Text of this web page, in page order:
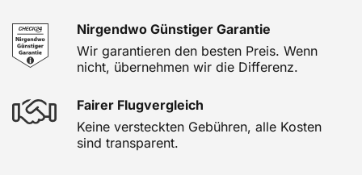
Nirgendwo Günstiger Garantie
Wir garantieren den besten Preis. Wenn
nicht, übernehmen wir die Differenz.
Fairer Flugvergleich
Keine versteckten Gebühren, alle Kosten
sind transparent.